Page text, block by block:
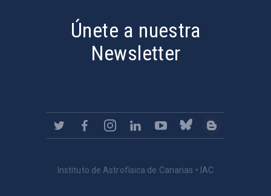
Únete a nuestra
Newsletter
Instituto de Astrofísica de Canarias • IAC